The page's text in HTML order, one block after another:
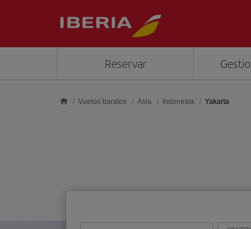
Reservar
Vuelos baratos Asia Indonesia Yakarta